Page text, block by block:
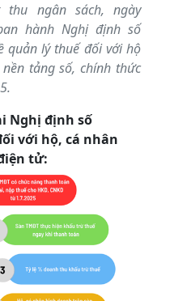
ngân sách, ngày
hành Nghị định số
quản lý thuế đối với hộ
tảng số, chính thức
Nghị định số
với hộ, cá nhân
tử: